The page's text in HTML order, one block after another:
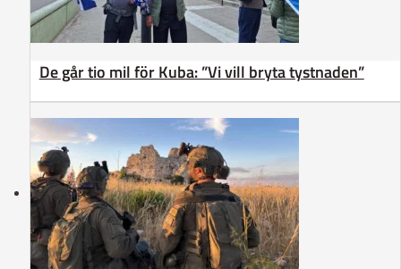
De går tio mil för Kuba: ”Vi vill bryta tystnaden”